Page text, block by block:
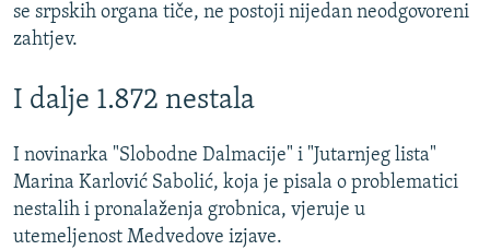
se srpskih organa tiče, ne postoji nijedan neodgovoreni
zahtjev.
I dalje 1.872 nestala
I novinarka "Slobodne Dalmacije" i "Jutarnjeg lista"
Marina Karlović Sabolić, koja je pisala o problematici
nestalih i pronalaženja grobnica, vjeruje u
utemeljenost Medvedove izjave.